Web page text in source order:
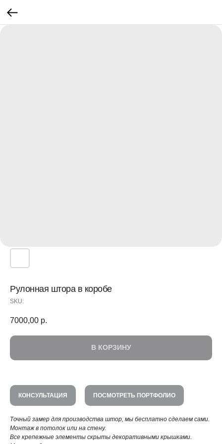
Рулонная штора в коробе
SKU:
7000,00 р.
В КОРЗИНУ
КОНСУЛЬТАЦИЯ ПОСМОТРЕТЬ ПОРТФОЛИО
Точный замер для производства штор, мы бесплатно сделаем сами.
Монтаж в потолок или на стену.
Все крепежные элементы скрыты декоративными крышками.